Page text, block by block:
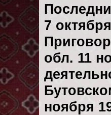
7
обл. 11
ноября